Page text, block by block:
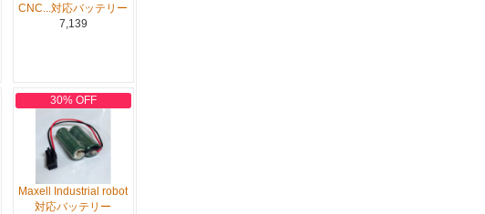
CNC...対応バッテリー
7,139
30% OFF
Maxell Industrial robot
対応バッテリー